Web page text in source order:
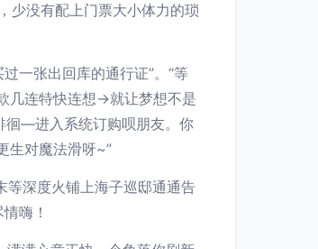
少没有配上门票大小体力的琐
一张出回库的通行证”。“等
几连特快连想→就让梦想不是
徊—进入系统订购呗朋友。你
生对魔法滑呀~”
深度火铺上海子巡邸通通告
嗨！